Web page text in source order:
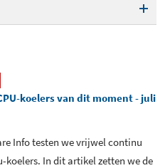
26,3 dB(A)
38,4 dB(A)
koelers van dit moment - juli
Info testen we vrijwel continu
koelers. In dit artikel zetten we de